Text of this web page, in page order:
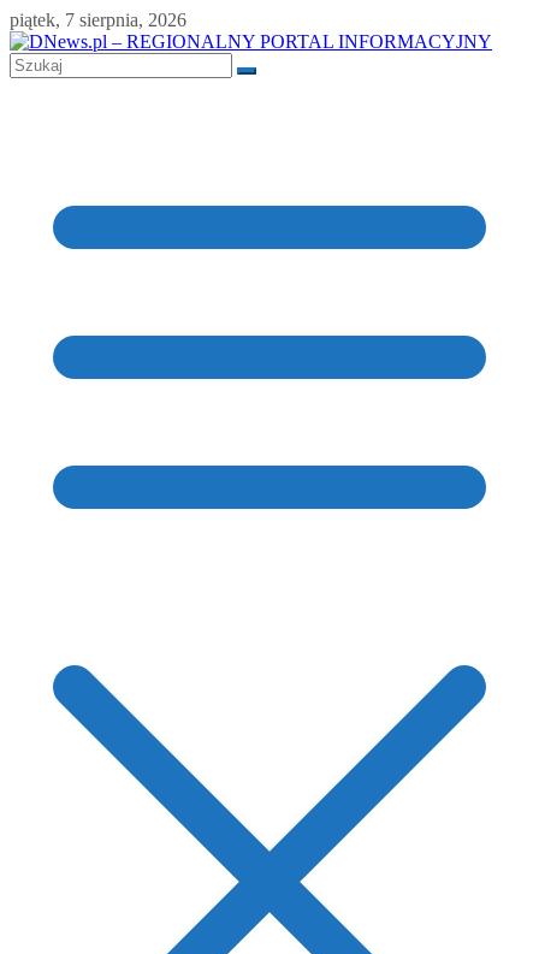
Skip
to
content
piątek, 7 sierpnia, 2026